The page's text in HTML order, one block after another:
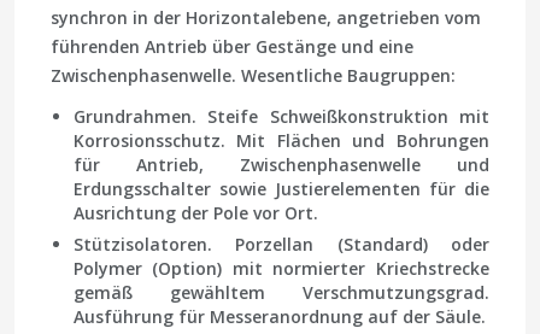
synchron in der Horizontalebene, angetrieben vom
führenden Antrieb über Gestänge und eine
Zwischenphasenwelle. Wesentliche Baugruppen:
Grundrahmen. Steife Schweißkonstruktion mit
Korrosionsschutz. Mit Flächen und Bohrungen
für Antrieb, Zwischenphasenwelle und
Erdungsschalter sowie Justierelementen für die
Ausrichtung der Pole vor Ort.
Stützisolatoren. Porzellan (Standard) oder
Polymer (Option) mit normierter Kriechstrecke
gemäß gewähltem Verschmutzungsgrad.
Ausführung für Messeranordnung auf der Säule.